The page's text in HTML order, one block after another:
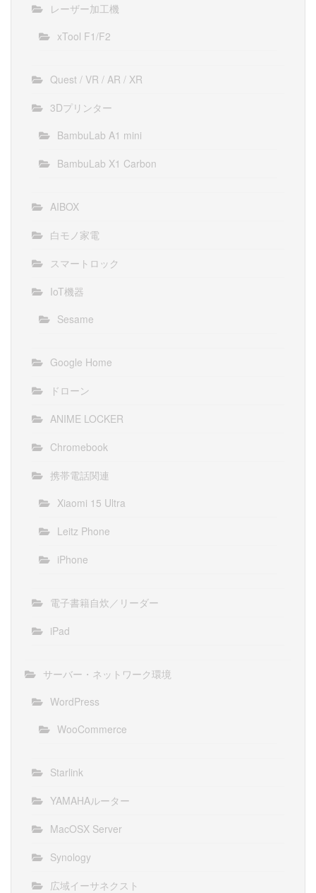
レーザー加工機
xTool F1/F2
Quest / VR / AR / XR
3Dプリンター
BambuLab A1 mini
BambuLab X1 Carbon
AIBOX
白モノ家電
スマートロック
IoT機器
Sesame
Google Home
ドローン
ANIME LOCKER
Chromebook
携帯電話関連
Xiaomi 15 Ultra
Leitz Phone
iPhone
電子書籍自炊／リーダー
iPad
サーバー・ネットワーク環境
WordPress
WooCommerce
Starlink
YAMAHAルーター
MacOSX Server
Synology
広域イーサネクスト